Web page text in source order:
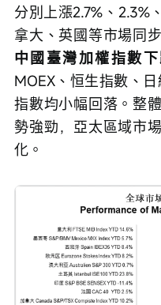
分別上漲2.7%、2.3%
拿大、英國等市場同
中國臺灣加權指數
MOEX、恒生指數、
指數均小幅回落。整
勢強勁，亞太區域市
化。